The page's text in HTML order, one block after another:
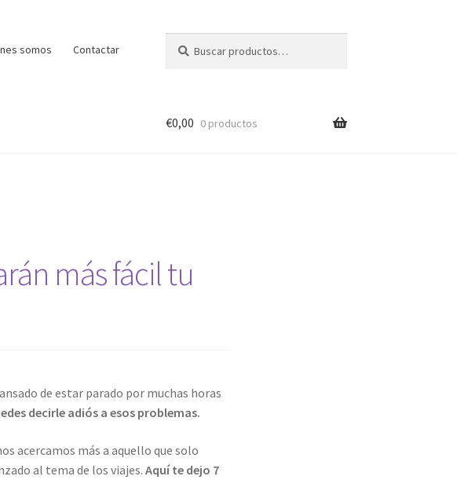
somos Contactar
por:
€0,00 0 productos
más fácil tu
de estar parado por muchas horas
decirle adiós a esos problemas.
acercamos más a aquello que solo
al tema de los viajes.Aquí te dejo 7